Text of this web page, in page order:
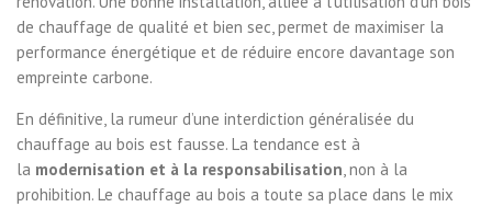
de chauffage de qualité et bien sec, permet de maximiser la
performance énergétique et de réduire encore davantage son
empreinte carbone.
En définitive, la rumeur d’une interdiction généralisée du
chauffage au bois est fausse. La tendance est à
la modernisation et à la responsabilisation, non à la
prohibition. Le chauffage au bois a toute sa place dans le mix